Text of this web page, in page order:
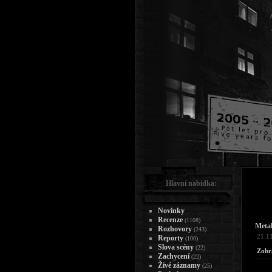
Hlavní nabídka:
Novinky
Recenze (1108)
Rozhovory (243)
Reporty (100)
Slova scény (22)
Zachycení (22)
Živé záznamy (25)